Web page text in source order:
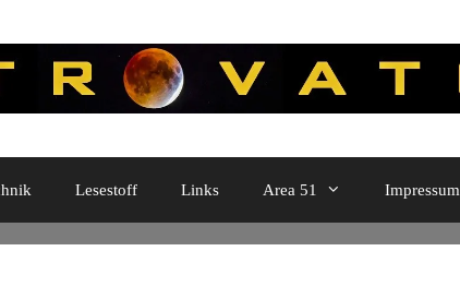
Lesestoff Links Area 51 Impressum